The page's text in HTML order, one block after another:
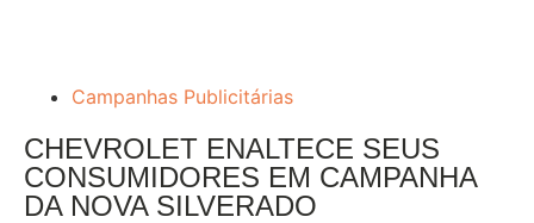
Campanhas Publicitárias
CHEVROLET ENALTECE SEUS
CONSUMIDORES EM CAMPANHA
DA NOVA SILVERADO